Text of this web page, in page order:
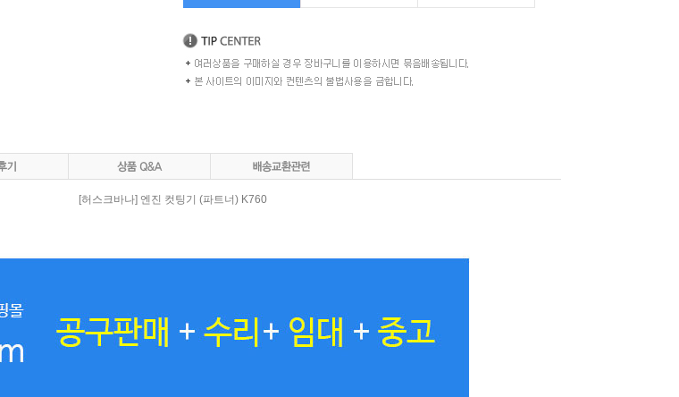
[허스크바나] 엔진 컷팅기 (파트너) K760